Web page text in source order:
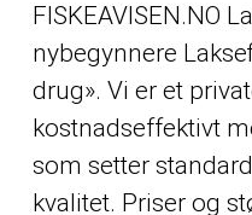
FISKEAVISEN.NO
nybegynnere
drug». Vi er et
kostnadseffektivt
som setter
kvalitet. Priser og